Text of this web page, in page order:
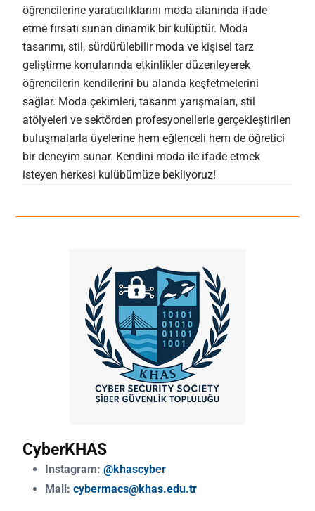
öğrencilerine yaratıcılıklarını moda alanında ifade
etme fırsatı sunan dinamik bir kulüptür. Moda
tasarımı, stil, sürdürülebilir moda ve kişisel tarz
geliştirme konularında etkinlikler düzenleyerek
öğrencilerin kendilerini bu alanda keşfetmelerini
sağlar. Moda çekimleri, tasarım yarışmaları, stil
atölyeleri ve sektörden profesyonellerle gerçekleştirilen
buluşmalarla üyelerine hem eğlenceli hem de öğretici
bir deneyim sunar. Kendini moda ile ifade etmek
isteyen herkesi kulübümüze bekliyoruz!
CyberKHAS
Instagram: @khascyber
Mail: cybermacs@khas.edu.tr